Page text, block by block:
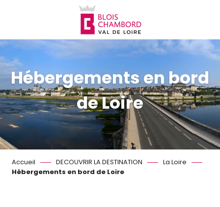
principal
Hébergements en bord
de Loire
Accueil DECOUVRIR LA DESTINATION
La Loire
Hébergements en bord de Loire